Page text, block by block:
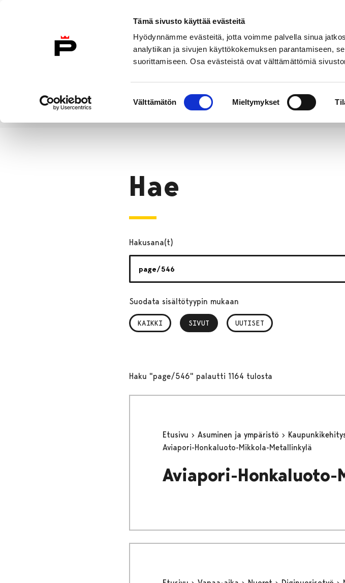
Tämä sivusto käyttää evästeitä
Hyödynnämme evästeitä, jotta voimme palvella sinua
analytiikan ja sivujen käyttökokemuksen parantamiseen,
suorittamiseen. Osa evästeistä ovat välttämättömiä
valinta
Välttämätön Mieltymykset
Etusivulle
Etusivu
Hae
Hakusana(t)
Suodata sisältötyypin mukaan
KAIKKI SIVUT
, VALITTU UUTISET
Haku "page/546" palautti 1164 tulosta
Etusivu Asuminen ja ympäristö
Aviapori-Honkaluoto-Mikkola-Metallinkylä
Aviapori-